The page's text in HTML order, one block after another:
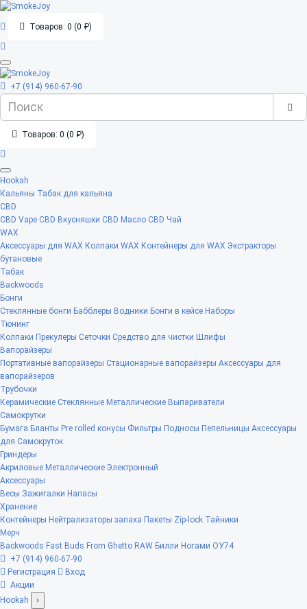
Товаров: 0 (0 ₽)
+7 (914) 960-67-90
Товаров: 0 (0 ₽)
Hookah
Кальяны Табак для кальяна
CBD
CBD Vape CBD Вкусняшки CBD Масло CBD Чай
WAX
Аксессуары для WAX Колпаки WAX Контейнеры для WAX Экстракторы
бутановые
Табак
Backwoods
Бонги
Стеклянные бонги Бабблеры Водники Бонги в кейсе Наборы
Тюнинг
Колпаки Прекулеры Сеточки Средство для чистки Шлифы
Вапорайзеры
Портативные вапорайзеры Стационарные вапорайзеры Аксессуары для
вапорайзеров
Трубочки
Керамические Стеклянные Металлические Выпариватели
Самокрутки
Бумага Бланты Pre rolled конусы Фильтры Подносы Пепельницы Аксессуары
для Самокруток
Гриндеры
Акриловые Металлические Электронный
Аксессуары
Весы Зажигалки Напасы
Хранение
Контейнеры Нейтрализаторы запаха Пакеты Zip-lock Тайники
Мерч
Backwoods Fast Buds From Ghetto RAW Билли Ногами ОУ74
+7 (914) 960-67-90
Регистрация
Вход
Акции
Hookah
›